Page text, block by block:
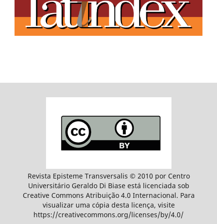
Revista Episteme Transversalis © 2010 por Centro
Universitário Geraldo Di Biase está licenciada sob
Creative Commons Atribuição 4.0 Internacional. Para
visualizar uma cópia desta licença, visite
https://creativecommons.org/licenses/by/4.0/